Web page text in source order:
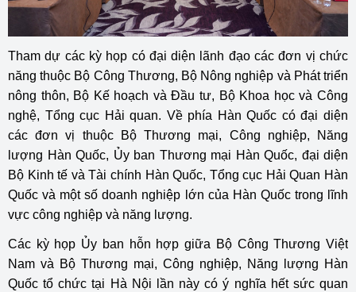
Tham dự các kỳ họp có đại diện lãnh đạo các đơn vị chức
năng thuộc Bộ Công Thương, Bộ Nông nghiệp và Phát triển
nông thôn, Bộ Kế hoạch và Đầu tư, Bộ Khoa học và Công
nghệ, Tổng cục Hải quan. Về phía Hàn Quốc có đại diện
các đơn vị thuộc Bộ Thương mại, Công nghiệp, Năng
lượng Hàn Quốc, Ủy ban Thương mại Hàn Quốc, đại diện
Bộ Kinh tế và Tài chính Hàn Quốc, Tổng cục Hải Quan Hàn
Quốc và một số doanh nghiệp lớn của Hàn Quốc trong lĩnh
vực công nghiệp và năng lượng.
Các kỳ họp Ủy ban hỗn hợp giữa Bộ Công Thương Việt
Nam và Bộ Thương mại, Công nghiệp, Năng lượng Hàn
Quốc tổ chức tại Hà Nội lần này có ý nghĩa hết sức quan